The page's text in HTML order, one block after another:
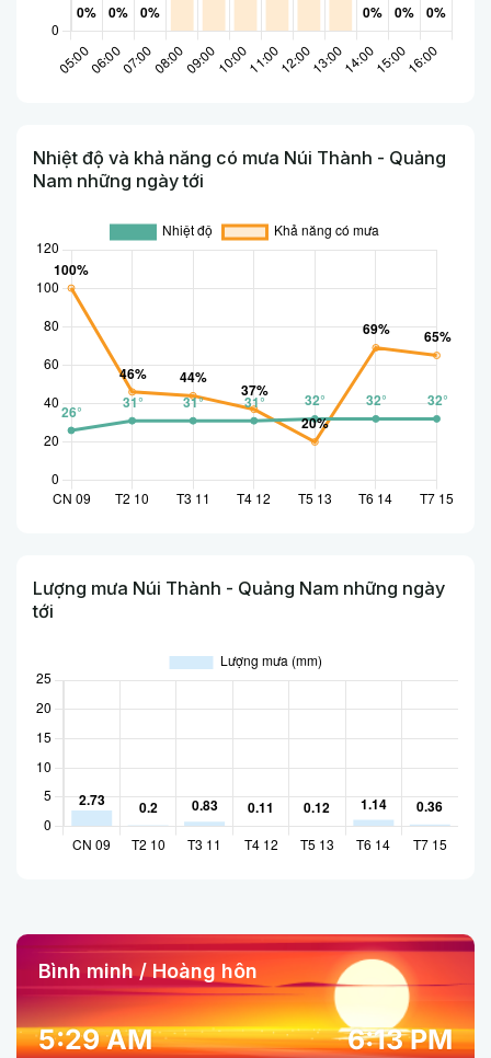
Nhiệt độ và khả năng có mưa Núi Thành - Quảng
Nam những ngày tới
Lượng mưa Núi Thành - Quảng Nam những ngày
tới
Bình minh / Hoàng hôn
5:29 AM 6:13 PM